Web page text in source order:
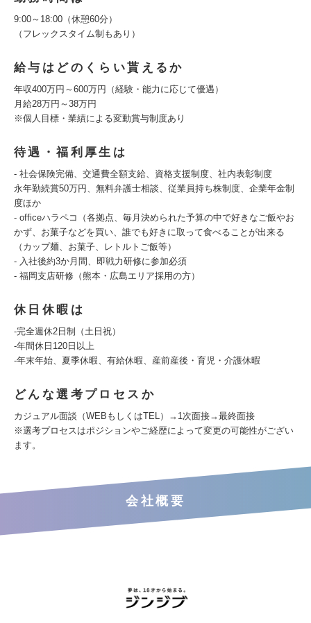
9:00～18:00（休憩60分）
（フレックスタイム制もあり）
給与はどのくらい貰えるか
年収400万円～600万円（経験・能力に応じて優遇）
月給28万円～38万円
※個人目標・業績による変動賞与制度あり
待遇・福利厚生は
- 社会保険完備、交通費全額支給、資格支援制度、社内表彰制度
永年勤続賞50万円、無料弁護士相談、従業員持ち株制度、企業年金制
度ほか
- officeハラペコ（各拠点、毎月決められた予算の中で好きなご飯やお
かず、お菓子などを買い、誰でも好きに取って食べることが出来る
（カップ麺、お菓子、レトルトご飯等）
- 入社後約3か月間、即戦力研修に参加必須
- 福岡支店研修（熊本・広島エリア採用の方）
休日休暇は
-完全週休2日制（土日祝）
-年間休日120日以上
-年末年始、夏季休暇、有給休暇、産前産後・育児・介護休暇
どんな選考プロセスか
カジュアル面談（WEBもしくはTEL）→1次面接→最終面接
※選考プロセスはポジションやご経歴によって変更の可能性がござい
ます。
会社概要